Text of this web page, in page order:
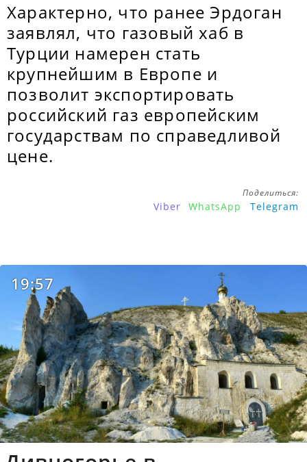
Характерно, что ранее Эрдоган
заявлял, что газовый хаб в
Турции намерен стать
крупнейшим в Европе и
позволит экспортировать
российский газ европейским
государствам по справедливой
цене.
Поделиться:
Viber WhatsApp Telegram
19:57